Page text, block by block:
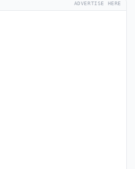
ADVERTISE HERE